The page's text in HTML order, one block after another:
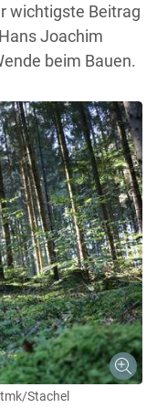
wichtigste Beitrag
Joachim
beim Bauen.
Stachel